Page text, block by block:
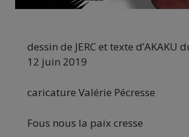
dessin de JERC et texte d’AKAKU
12 juin 2019
caricature Valérie Pécresse
Fous nous la paix cresse